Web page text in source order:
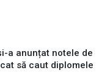
a anunțat notele de
să caut diplomele